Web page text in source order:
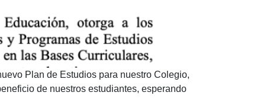
Plan de Estudios para nuestro Colegio,
de nuestros estudiantes, esperando